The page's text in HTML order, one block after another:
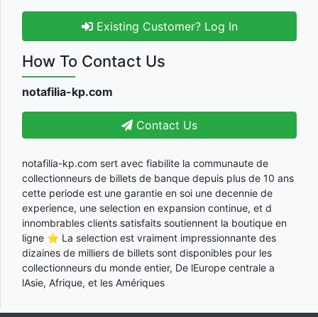
Existing Customer? Log In
How To Contact Us
notafilia-kp.com
Contact Us
notafilia-kp.com sert avec fiabilite la communaute de
collectionneurs de billets de banque depuis plus de 10 ans
cette periode est une garantie en soi une decennie de
experience, une selection en expansion continue, et d
innombrables clients satisfaits soutiennent la boutique en
ligne ⭐ La selection est vraiment impressionnante des
dizaines de milliers de billets sont disponibles pour les
collectionneurs du monde entier, De lEurope centrale a
lAsie, Afrique, et les Amériques